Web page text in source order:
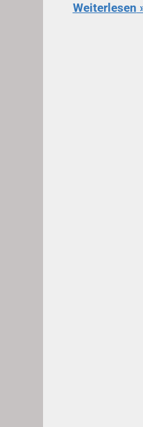
Weiterlesen